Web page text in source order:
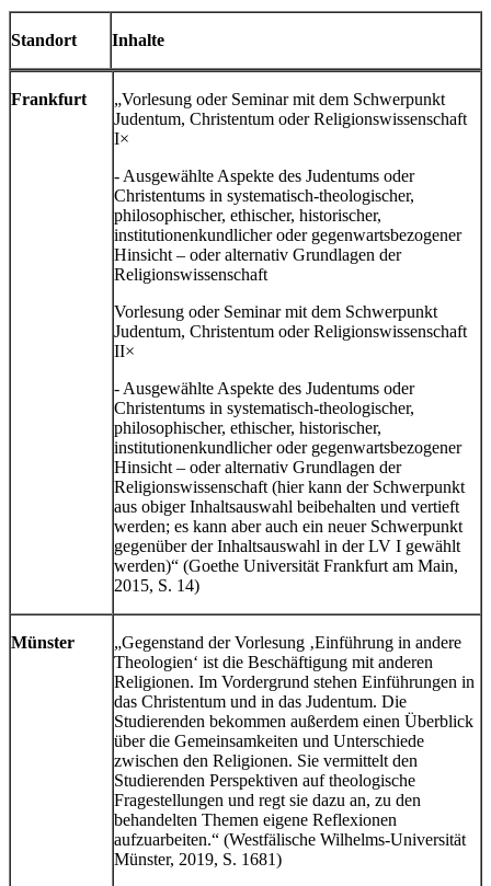
Standort Inhalte
Frankfurt
„Vorlesung oder Seminar mit dem Schwerpunkt
Judentum, Christentum oder Religionswissenschaft
I×
- Ausgewählte Aspekte des Judentums oder
Christentums in systematisch-theologischer,
philosophischer, ethischer, historischer,
institutionenkundlicher oder gegenwartsbezogener
Hinsicht – oder alternativ Grundlagen der
Religionswissenschaft
Vorlesung oder Seminar mit dem Schwerpunkt
Judentum, Christentum oder Religionswissenschaft
II×
- Ausgewählte Aspekte des Judentums oder
Christentums in systematisch-theologischer,
philosophischer, ethischer, historischer,
institutionenkundlicher oder gegenwartsbezogener
Hinsicht – oder alternativ Grundlagen der
Religionswissenschaft (hier kann der Schwerpunkt
aus obiger Inhaltsauswahl beibehalten und vertieft
werden; es kann aber auch ein neuer Schwerpunkt
gegenüber der Inhaltsauswahl in der LV I gewählt
werden)“ (Goethe Universität Frankfurt am Main,
2015, S. 14)
Münster
„Gegenstand der Vorlesung ‚Einführung in andere
Theologien‘ ist die Beschäftigung mit anderen
Religionen. Im Vordergrund stehen Einführungen in
das Christentum und in das Judentum. Die
Studierenden bekommen außerdem einen Überblick
über die Gemeinsamkeiten und Unterschiede
zwischen den Religionen. Sie vermittelt den
Studierenden Perspektiven auf theologische
Fragestellungen und regt sie dazu an, zu den
behandelten Themen eigene Reflexionen
aufzuarbeiten.“ (Westfälische Wilhelms-Universität
Münster, 2019, S. 1681)